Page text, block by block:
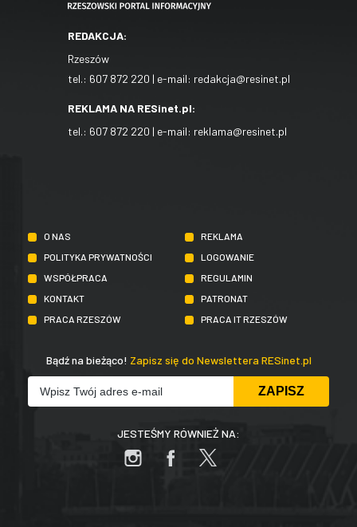
REDAKCJA:
Rzeszów
tel.: 607 872 220 | e-mail: redakcja@resinet.pl
REKLAMA NA RESinet.pl:
tel.: 607 872 220 | e-mail: reklama@resinet.pl
O NAS
REKLAMA
POLITYKA PRYWATNOŚCI
LOGOWANIE
WSPÓŁPRACA
REGULAMIN
KONTAKT
PATRONAT
PRACA RZESZÓW
PRACA IT RZESZÓW
Bądź na bieżąco! Zapisz się do Newslettera RESinet.pl
JESTEŚMY RÓWNIEŻ NA: